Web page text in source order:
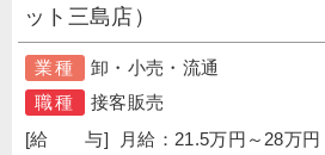
ット三島店）
業種
卸・小売・流通
職種
接客販売
[給 与]
月給：21.5万円～28万円